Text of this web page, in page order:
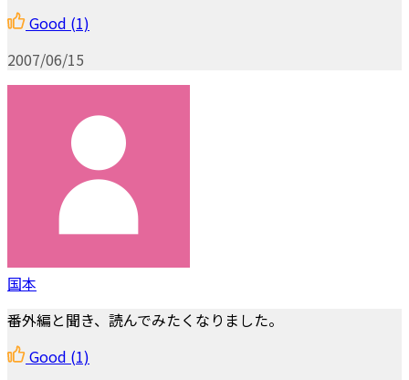
Good (1)
2007/06/15
国本
番外編と聞き、読んでみたくなりました。
Good (1)